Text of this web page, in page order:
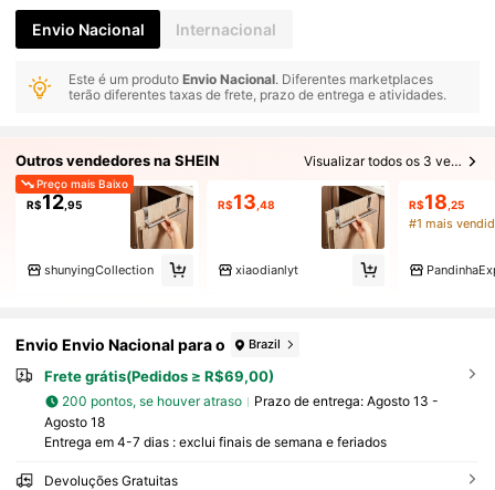
Envio Nacional Internacional
Este é um produtoEnvio Nacional. Diferentes marketplaces
terão diferentes taxas de frete, prazo de entrega e atividades.
Outros vendedores na SHEIN Visualizar todos os 3 vendedores
Preço mais Baixo
R$12,95
shunyingCollection
R$13 ,48
xiaodianlyt
R$18 ,25
#1 mais
Envio Envio Nacional para o Brazil
Frete grátis(Pedidos ≥ R$69,00)
200 pontos, se houver atraso Prazo de entrega: Agosto 13 -
Agosto 18
Entrega em 4-7 dias : exclui finais de semana e feriados
Devoluções Gratuitas